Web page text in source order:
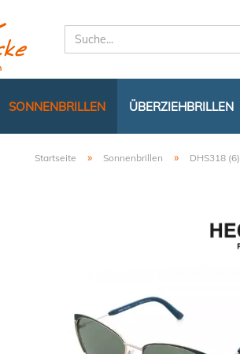
SONNENBRILLEN ÜBERZIEHBRILLEN
Startseite » Sonnenbrillen » DHS318 (6)